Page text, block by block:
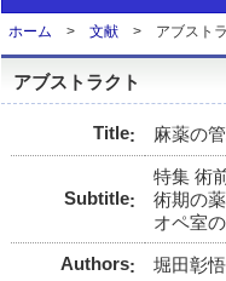
ホーム 文献 アブスト
アブストラクト
Title 麻薬の
Subtitle
特集 術
術期の
オペ室
Authors
堀田彰